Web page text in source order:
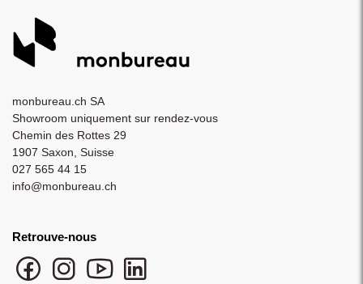
monbureau.ch SA
Showroom uniquement sur rendez-vous
Chemin des Rottes 29
1907 Saxon, Suisse
027 565 44 15
info@monbureau.ch
Retrouve-nous
Facebook monbureau
Instagram monbureau
YouTube monbureau